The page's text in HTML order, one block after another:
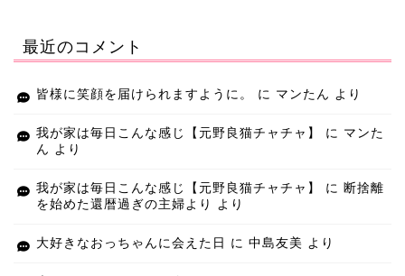
最近のコメント
皆様に笑顔を届けられますように。 に マンたん より
我が家は毎日こんな感じ【元野良猫チャチャ】 に マンた
ん より
我が家は毎日こんな感じ【元野良猫チャチャ】 に 断捨離
を始めた還暦過ぎの主婦より
より
大好きなおっちゃんに会えた日 に 中島友美 より